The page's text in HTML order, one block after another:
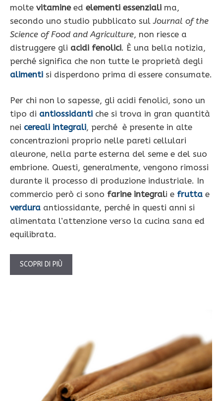
molte vitamine ed elementi essenziali ma,
secondo uno studio pubblicato sulJournal of the
Science of Food and Agriculture, non riesce a
distruggere gli acidi fenolici. È una bella notizia,
perché significa che non tutte le proprietà degli
alimenti si disperdono prima di essere consumate.
Per chi non lo sapesse, gli acidi fenolici, sono un
tipo di antiossidanti che si trova in gran quantità
nei cereali integrali, perché è presente in alte
concentrazioni proprio nelle pareti cellulari
aleurone, nella parte esterna del seme e del suo
embrione. Questi, generalmente, vengono rimossi
durante il processo di produzione industriale. In
commercio però ci sono farine integrali e frutta e
verdura antiossidante, perché in questi anni si
alimentata l’attenzione verso la cucina sana ed
equilibrata.
SCOPRI DI PIÙ